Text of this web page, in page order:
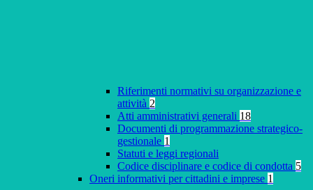
Riferimenti normativi su organizzazione e
attività 2
Atti amministrativi generali 18
Documenti di programmazione strategico-
gestionale 1
Statuti e leggi regionali
Codice disciplinare e codice di condotta 5
Oneri informativi per cittadini e imprese 1